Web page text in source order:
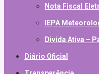
Nota Fiscal
IEPA
Divida Ativa –
Diário Oficial